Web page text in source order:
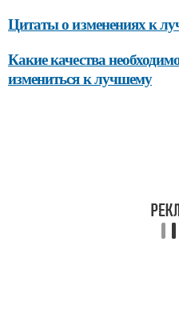
Цитаты о изменениях к
Какие качества
измениться к лучшему